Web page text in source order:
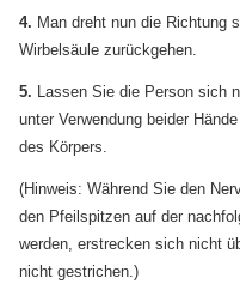
4. Man dreht nun die Richtung
Wirbelsäule zurückgehen.
5. Lassen Sie die Person sich
unter Verwendung beider
des Körpers.
(Hinweis: Während Sie den
den Pfeilspitzen auf der
werden, erstrecken sich nicht
nicht gestrichen.)